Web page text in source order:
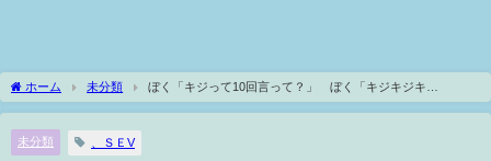
ホーム 未分類
ぼく「キジって10回言って？」 ぼく「キジキジキ
ジ……」 ぼく「桃太郎が最初に出会ったのは？」 ぼく「
未分類 、ＳＥV